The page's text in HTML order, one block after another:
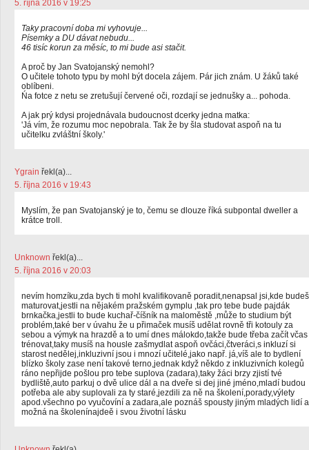
5. října 2016 v 19:25
Taky pracovní doba mi vyhovuje...
Písemky a DU dávat nebudu...
46 tisíc korun za měsíc, to mi bude asi stačit.
A proč by Jan Svatojanský nemohl?
O učitele tohoto typu by mohl být docela zájem. Pár jich znám. U žáků také
oblíbeni.
Ńa fotce z netu se zretušují červené oči, rozdají se jednušky a... pohoda.
A jak prý kdysi projednávala budoucnost dcerky jedna matka:
'Já vím, že rozumu moc nepobrala. Tak že by šla studovat aspoň na tu
učitelku zvláštní školy.'
Ygrain řekl(a)...
5. října 2016 v 19:43
Myslím, že pan Svatojanský je to, čemu se dlouze říká subpontal dweller a
krátce troll.
Unknown řekl(a)...
5. října 2016 v 20:03
nevím homzíku,zda bych ti mohl kvalifikovaně poradit,nenapsal jsi,kde budeš
maturovat,jestli na nějakém pražském gymplu ,tak pro tebe bude pajdák
brnkačka,jestli to bude kuchař-číšník na maloměstě ,může to studium být
problém,také ber v úvahu že u přimaček musíš udělat rovně tři kotouly za
sebou a výmyk na hrazdě a to umí dnes málokdo,takže bude třeba začít včas
trénovat,taky musíš na housle zašmydlat aspoň ovčáci,čtveráci,s inkluzí si
starost nedělej,inkluzivní jsou i mnozí učitelé,jako např. já,víš ale to bydlení
blízko školy zase není takové terno,jednak když někdo z inkluzivních kolegů
ráno nepřijde pošlou pro tebe suplova (zadara),taky žáci brzy zjistí tvé
bydliště,auto parkuj o dvě ulice dál a na dveře si dej jiné jméno,mladí budou
potřeba ale aby suplovali za ty staré,jezdili za ně na školení,porady,výlety
apod.všechno po vyučovíní a zadara,ale poznáš spousty jiným mladých lidí a
možná na školenínajdeě i svou životní lásku